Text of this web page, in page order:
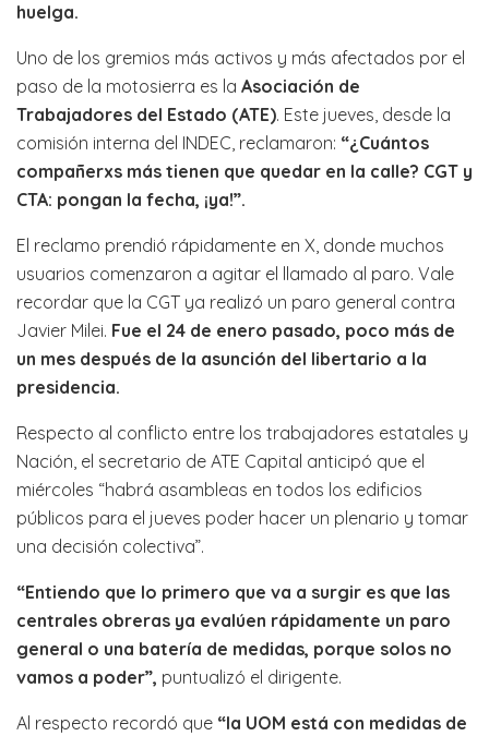
huelga.
Uno de los gremios más activos y más afectados por el
paso de la motosierra es la Asociación de
Trabajadores del Estado (ATE). Este jueves, desde la
comisión interna del INDEC, reclamaron: “¿Cuántos
compañerxs más tienen que quedar en la calle? CGT y
CTA: pongan la fecha, ¡ya!”.
El reclamo prendió rápidamente en X, donde muchos
usuarios comenzaron a agitar el llamado al paro. Vale
recordar que la CGT ya realizó un paro general contra
Javier Milei. Fue el 24 de enero pasado, poco más de
un mes después de la asunción del libertario a la
presidencia.
Respecto al conflicto entre los trabajadores estatales y
Nación, el secretario de ATE Capital anticipó que el
miércoles “habrá asambleas en todos los edificios
públicos para el jueves poder hacer un plenario y tomar
una decisión colectiva”.
“Entiendo que lo primero que va a surgir es que las
centrales obreras ya evalúen rápidamente un paro
general o una batería de medidas, porque solos no
vamos a poder”, puntualizó el dirigente.
Al respecto recordó que “la UOM está con medidas de